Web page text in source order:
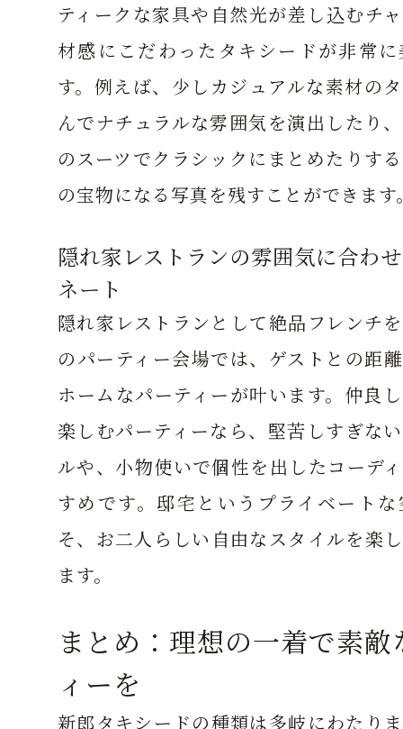
ティークな家具や自然光が差し込むチ
材感にこだわったタキシードが非常
す。例えば、少しカジュアルな素材の
んでナチュラルな雰囲気を演出したり
のスーツでクラシックにまとめたりす
の宝物になる写真を残すことができます
隠れ家レストランの雰囲気に合わ
ネート
隠れ家レストランとして絶品フレンチ
のパーティー会場では、ゲストとの距
ホームなパーティーが叶います。仲良
楽しむパーティーなら、堅苦しすぎな
ルや、小物使いで個性を出したコーデ
すめです。邸宅というプライベート
そ、お二人らしい自由なスタイルを楽
ます。
まとめ：理想の一着で素
ィーを
新郎タキシードの種類は多岐にわたり